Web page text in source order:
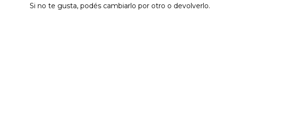
Si no te gusta, podés cambiarlo por otro o devolverlo.